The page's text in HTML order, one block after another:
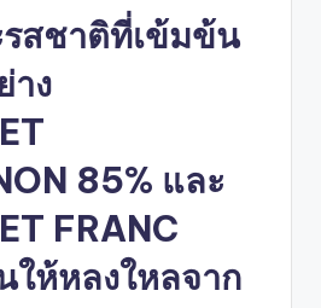
สชาติที่เข้มข้น
าง
85% และ
FRANC
ให้หลงใหลจาก